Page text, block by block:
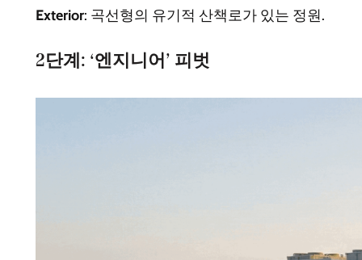
Exterior: 곡선형의 유기적 산책로가 있는 정원.
2단계: ‘엔지니어’ 피벗